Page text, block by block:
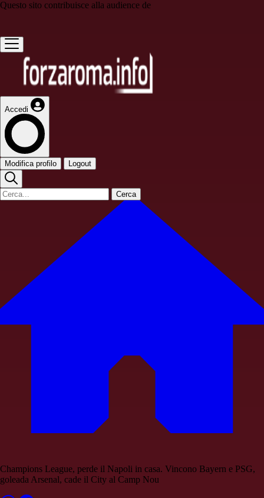
Questo sito contribuisce alla audience de
Accedi
Modifica profilo Logout
Cerca
Champions League, perde il Napoli in casa. Vincono Bayern e PSG,
goleada Arsenal, cade il City al Camp Nou